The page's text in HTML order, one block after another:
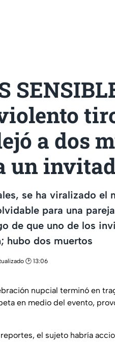
a dos
un
se ha viralizado el
para una
de que uno de los
hubo dos muertos
🕑 13:06
nupcial terminó en
en medio del evento,
el sujeto habría